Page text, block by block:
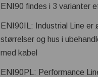
ENI90 findes i 3 varianter
ENI90IL: Industrial Line er
størrelser og hus i
med kabel
ENI90PL: Performance